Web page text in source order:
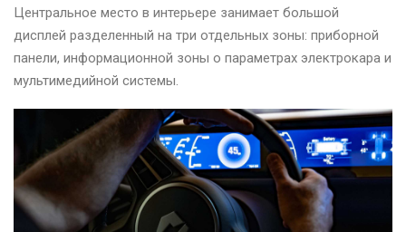
Центральное место в интерьере занимает большой
дисплей разделенный на три отдельных зоны: приборной
панели, информационной зоны о параметрах электрокара и
мультимедийной системы.